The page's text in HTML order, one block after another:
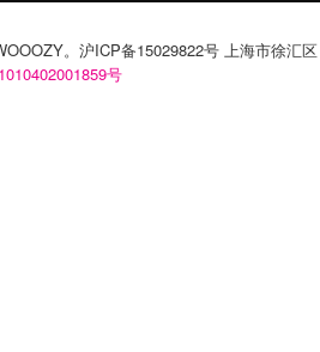
。沪ICP备15029822号 上海市徐汇区
号